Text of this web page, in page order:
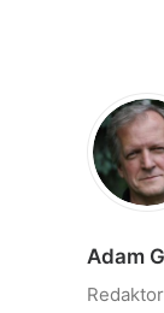
Adam